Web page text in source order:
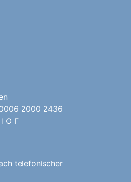
2000 2436
O F
telefonischer